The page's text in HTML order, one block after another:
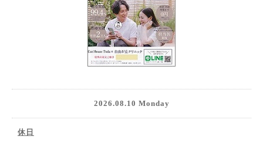
2026.08.10 Monday
休日